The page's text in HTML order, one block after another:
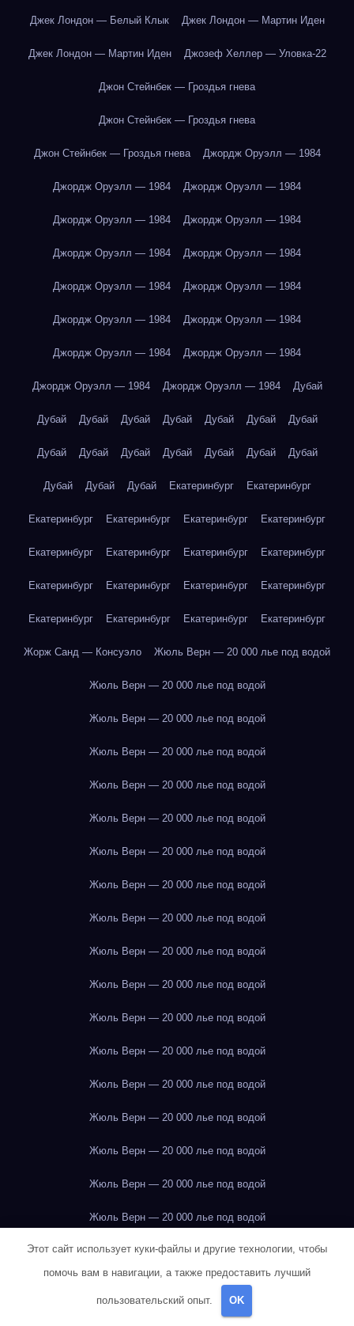
Джек Лондон — Белый Клык Джек Лондон — Мартин Иден
Джек Лондон — Мартин Иден Джозеф Хеллер — Уловка-22
Джон Стейнбек — Гроздья гнева
Джон Стейнбек — Гроздья гнева
Джон Стейнбек — Гроздья гнева Джордж Оруэлл — 1984
Джордж Оруэлл — 1984 Джордж Оруэлл — 1984
Джордж Оруэлл — 1984 Джордж Оруэлл — 1984
Джордж Оруэлл — 1984 Джордж Оруэлл — 1984
Джордж Оруэлл — 1984 Джордж Оруэлл — 1984
Джордж Оруэлл — 1984 Джордж Оруэлл — 1984
Джордж Оруэлл — 1984 Джордж Оруэлл — 1984
Джордж Оруэлл — 1984 Джордж Оруэлл — 1984 Дубай
Дубай Дубай Дубай Дубай Дубай Дубай Дубай
Дубай Дубай Дубай Дубай Дубай Дубай Дубай
Дубай Дубай Дубай Екатеринбург Екатеринбург
Екатеринбург Екатеринбург Екатеринбург Екатеринбург
Екатеринбург Екатеринбург Екатеринбург Екатеринбург
Екатеринбург Екатеринбург Екатеринбург Екатеринбург
Екатеринбург Екатеринбург Екатеринбург Екатеринбург
Жорж Санд — Консуэло Жюль Верн — 20 000 лье под водой
Жюль Верн — 20 000 лье под водой
Жюль Верн — 20 000 лье под водой
Жюль Верн — 20 000 лье под водой
Жюль Верн — 20 000 лье под водой
Жюль Верн — 20 000 лье под водой
Жюль Верн — 20 000 лье под водой
Жюль Верн — 20 000 лье под водой
Жюль Верн — 20 000 лье под водой
Жюль Верн — 20 000 лье под водой
Жюль Верн — 20 000 лье под водой
Жюль Верн — 20 000 лье под водой
Жюль Верн — 20 000 лье под водой
Жюль Верн — 20 000 лье под водой
Жюль Верн — 20 000 лье под водой
Жюль Верн — 20 000 лье под водой
Жюль Верн — 20 000 лье под водой
Жюль Верн — 20 000 лье под водой
Жюль Верн — 20 000 лье под водой
Жюль Верн — 20 000 лье под водой
Жюль Верн — 20 000 лье под водой
Этот сайт использует куки-файлы и другие технологии, чтобы
помочь вам в навигации, а также предоставить лучший
пользовательский опыт. OK